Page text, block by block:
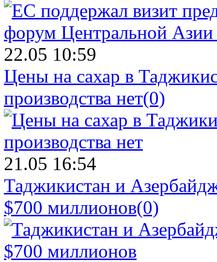
22.05 10:59
Цены на сахар в
производства нет(0)
21.05 16:54
Таджикистан и
$700 миллионов(0)